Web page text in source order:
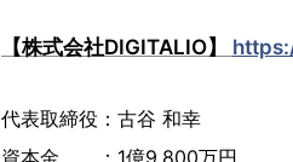
【株式会社DIGITALIO】
代表取締役：古谷 和幸
資本金 ：1億9,800万円